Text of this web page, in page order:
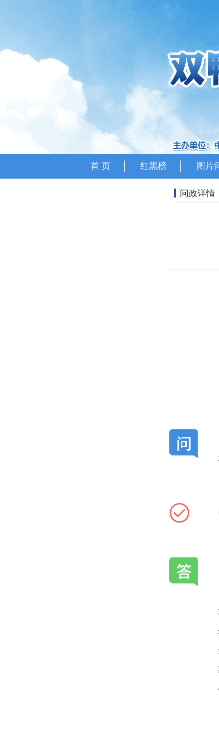
首 页 红黑榜 图片
问政详情